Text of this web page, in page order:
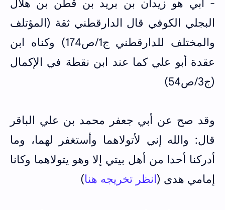
- أبي هو زيدان بن بريد بن قطن بن هلال
البجلي الكوفي قال الدارقطني ثقة (المؤتلف
والمختلف للدارقطني ج1/ص174) وكناه ابن
عقدة أبو علي كما عند ابن نقطة في الإكمال
(ج3/ص54)
وقد صح عن أبي جعفر محمد بن علي الباقر
قال: والله إني لأتولاهما وأستغفر لهما، وما
أدركنا أحدا من أهل بيتي إلا وهو يتولاهما وكانا
إمامي هدى (انظر تخريجه هنا)